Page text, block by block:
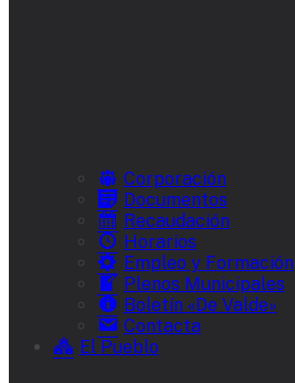
Corporación
Documentos
Recaudación
Horarios
Empleo y Formación
Plenos Municipales
Boletín «De Valde»
Contacta
El Pueblo